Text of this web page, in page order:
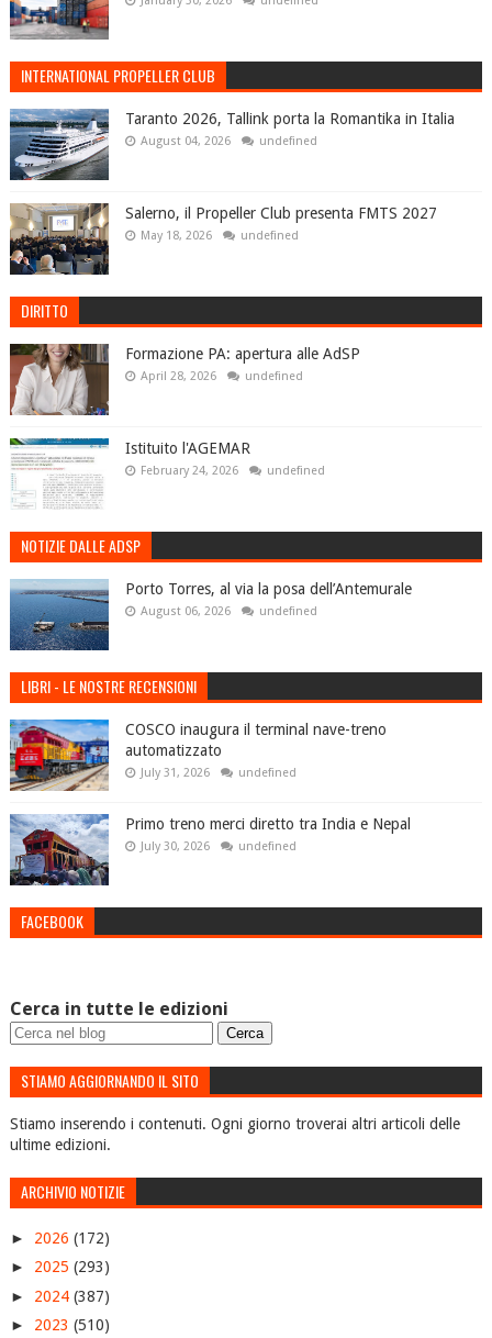
INTERNATIONAL PROPELLER CLUB
Taranto 2026, Tallink porta la Romantika in Italia
August 04, 2026 undefined
Salerno, il Propeller Club presenta FMTS 2027
May 18, 2026 undefined
DIRITTO
Formazione PA: apertura alle AdSP
April 28, 2026 undefined
Istituito l'AGEMAR
February 24, 2026 undefined
NOTIZIE DALLE ADSP
Porto Torres, al via la posa dell’Antemurale
August 06, 2026 undefined
LIBRI - LE NOSTRE RECENSIONI
COSCO inaugura il terminal nave-treno
automatizzato
July 31, 2026 undefined
Primo treno merci diretto tra India e Nepal
July 30, 2026 undefined
FACEBOOK
Cerca in tutte le edizioni
STIAMO AGGIORNANDO IL SITO
Stiamo inserendo i contenuti. Ogni giorno troverai altri articoli delle
ultime edizioni.
ARCHIVIO NOTIZIE
► 2026 (172)
► 2025 (293)
► 2024 (387)
► 2023 (510)